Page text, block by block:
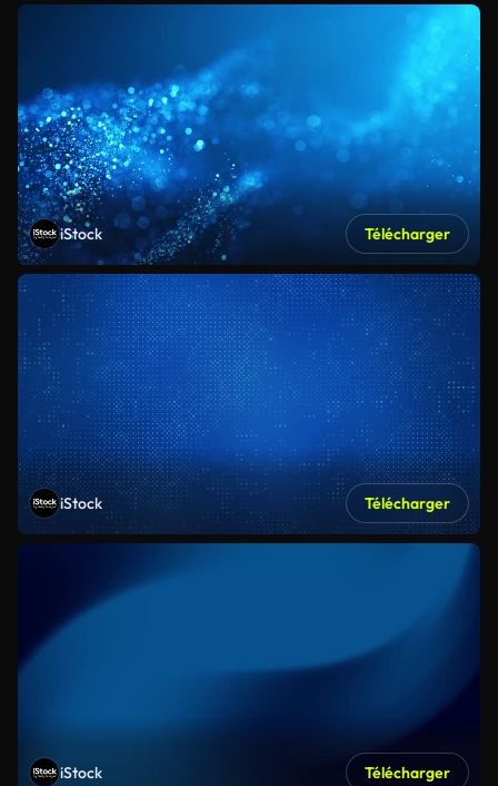
iStock Télécharger
iStock Télécharger
iStock Télécharger